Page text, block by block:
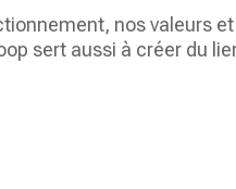
nos valeurs
sert aussi à créer du